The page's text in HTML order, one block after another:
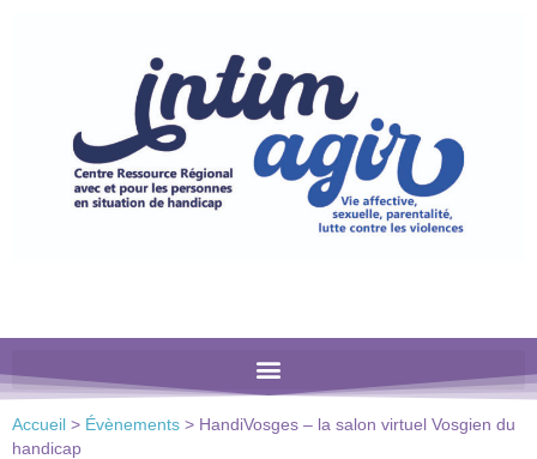
comprend
Accueil > Évènements > HandiVosges – la salon virtuel Vosgien du
handicap